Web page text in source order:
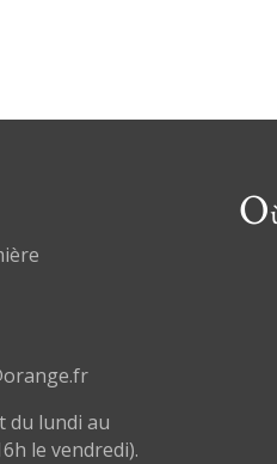
du lundi au
le vendredi).
O